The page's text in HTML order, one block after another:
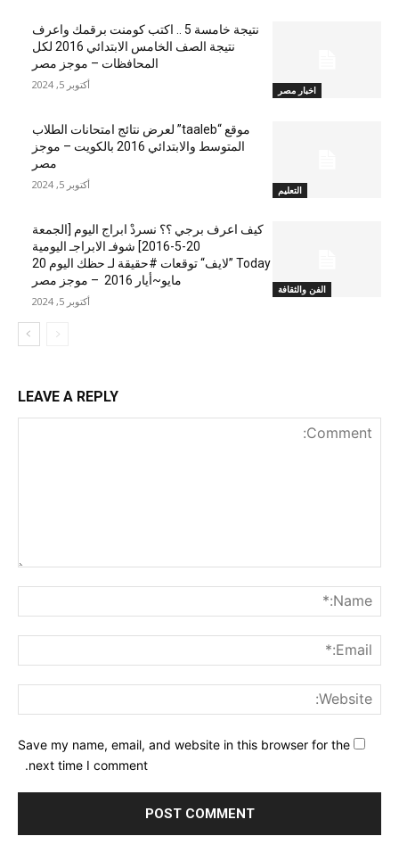
اخبار مصر
نتيجة خامسة 5 .. اكتب كومنت برقمك واعرف
نتيجة الصف الخامس الابتدائي 2016 لكل
المحافظات – موجز مصر
أكتوبر 5, 2024
التعليم
موقع “taaleb” لعرض نتائج امتحانات الطلاب
المتوسط والابتدائي 2016 بالكويت – موجز
مصر
أكتوبر 5, 2024
الفن والثقافة
كيف اعرف برجي ؟؟ نسردْ ابراج اليوم [الجمعة
20-5-2016] شوفـ الابراجـ اليومية
Today ”لايف“ توقعات #حقيقة لـ حظك اليوم 20
مايو~أيار 2016 – موجز مصر
أكتوبر 5, 2024
LEAVE A REPLY
Save my name, email, and website in this browser for the
next time I comment.